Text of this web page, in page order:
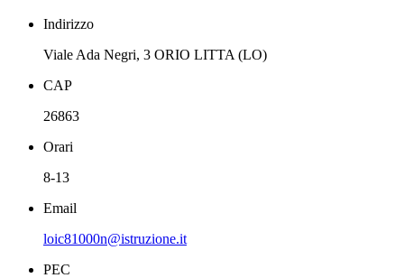
Indirizzo
Viale Ada Negri, 3 ORIO LITTA (LO)
CAP
26863
Orari
8-13
Email
loic81000n@istruzione.it
PEC